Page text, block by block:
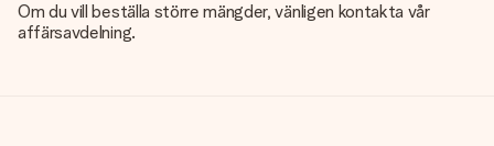
Om du vill beställa större mängder, vänligen kontakta vår
affärsavdelning.